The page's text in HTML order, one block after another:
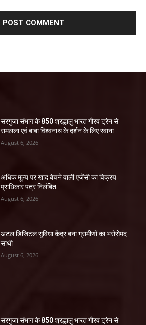
सरगुजा संभाग के 850 श्रद्धालु भारत गौरव ट्रेन से
रामलला एवं बाबा विश्वनाथ के दर्शन के लिए रवाना
August 6, 2026
अधिक मूल्य पर खाद बेचने वाली एजेंसी का विक्रय
प्राधिकार पत्र निलंबित
August 6, 2026
अटल डिजिटल सुविधा केंद्र बना ग्रामीणों का भरोसेमंद
साथी
August 6, 2026
सरगुजा संभाग के 850 श्रद्धालु भारत गौरव ट्रेन से